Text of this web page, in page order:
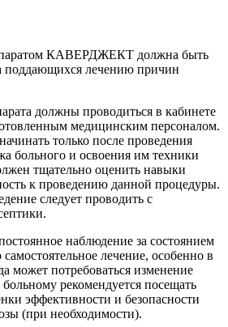
КАВЕРДЖЕКТ должна быть
поддающихся лечению причин
должны проводиться в кабинете
медицинским персоналом.
только после проведения
больного и освоения им техники
тщательно оценить навыки
к проведению данной процедуры.
следует проводить с
наблюдение за состоянием
лечение, особенно в
может потребоваться изменение
рекомендуется посещать
эффективности и безопасности
(при необходимости).